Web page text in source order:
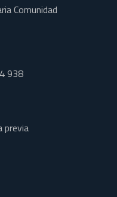
Comunidad
938
previa